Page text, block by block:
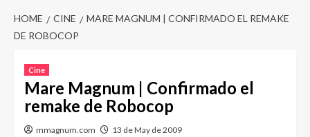
HOME CINE
MARE MAGNUM | CONFIRMADO EL REMAKE
DE ROBOCOP
Cine
Mare Magnum | Confirmado el
remake de Robocop
mmagnum.com 13 de May de 2009